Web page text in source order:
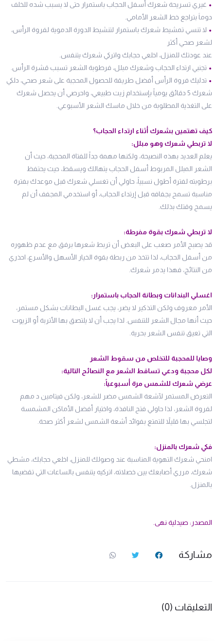
• غيري تسريحة شعرك أسفل الحجاب باستمرار حتى لا يسبب شده للخلف
دوماَ بتراجع خط الشعر الأمامي.
• لا تنسي تمشيط شعرك باستمرار لتنشيط الدورة الدموية لفروة الرأس،
لشعر صحي أكثر
عند عودتك للمنزل، اخلعي حجابك واتركي شعرك يتنفس.
• تجنبي ارتداء الحجاب وشعرك مبلل، فرطوبة الشعر تسبب قشرة الرأس.
• تدليك فروة الرأس أفضل طريقة للحصول المحجبة على شعر صحي، دلكي
شعرك 5 دقائق يومياً بإستخدام زيت طبيعي، واحرصي أن يحصل شعرك
على التغذية المطلوبة من خلال ماسك الشعر الأسبوعي.
كيف تهتمين بشعرك أثناء ارتداء الحجاب؟
لا تربطي شعرك وهو مبلل:
يعلم العديد بهذه النصيحة، ولكنها مهمة جداً للفتاة المحجبة، حيث أن
الشعر المبلل المربوط أسفل الحجاب يتهالك ويسقط، حيث يحتفظ
برطوبته لفترة أطول نسبياً، حاولي أن تغسلي شعرك قبل موعدك بفترة
مناسبة تسمح بجفافه قبل إرتداء الحجاب، أو استخدمي المجفف أن لم
يسمح وقتك بذلك.
لا تربطي شعرك بقوة مفرطة:
قد يصبح الأمر صعب على البعض أن تربط شعرها برفق مع عدم ظهوره
من أسفل الحجاب، لذا تتخذ من ربطة بقوة الخيار الأسهل والأسرع، احذري
من النتائج، فهذا يدمر شعرك.
اغسلي البندانات وبطانة الحجاب باستمرار:
الأمر معروف ولكن التذكير لا يضر، يجب غسل البطانات بشكل مستمر،
حيث أنها مجال الشعر للتنفس. لذا يجب أن لا يلتصق بها الأتربة أو الزيوت
التي تعيق تنفس الشعر بحرية.
وصايا للمحجبة للتخلص من سقوط الشعر
لكل محجبة ودعي تساقط الشعر مع النصائح التالية:
عرضي شعرك للشمس مرة أسبوعياً:
التعرض المستمر لآشعة الشمس مضر للشعر، ولكن فيتامين د مهم
لفروة الشعر، لذا حاولي فتح النافذة، واختيار أفضل الأماكن المشمسة
لتجلسي بها قليلاً للتمتع بفوائد أشعة الشمس لشعر أكثر صحة.
فكي شعرك بالمنزل:
امنحي شعرك التهوية المناسبة عند وصولك للمنزل، اخلعي حجابك، مشطي
شعرك، مرري أصابعك بين خصلاته، اتركيه يتنفس بالساعات التي تقضيها
بالمنزل.
المصدر: صيدلية نهى.
مشاركة
التعليقات (0)